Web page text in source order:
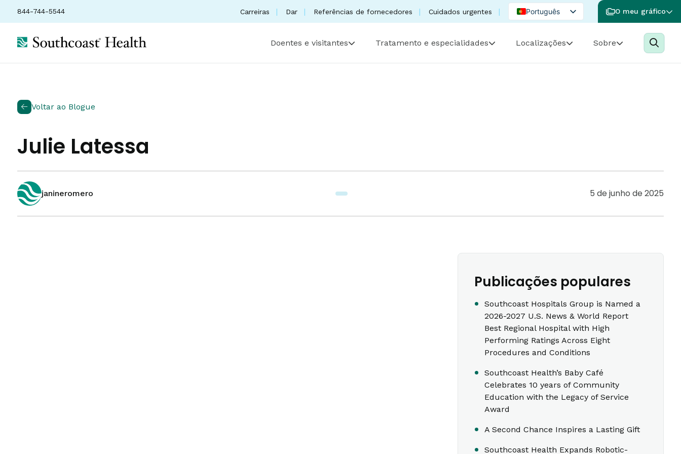
844-744-5544 Carreiras Dar Referências de fornecedores Cuidados urgentes
Português
Spanish
O meu gráfico
Doentes e visitantes Tratamento e especialidades Localizações Sobre
Voltar ao Blogue
Julie Latessa
janineromero 5 de junho de 2025
Publicações populares
Southcoast Hospitals Group is Named a
2026-2027 U.S. News & World Report
Best Regional Hospital with High
Performing Ratings Across Eight
Procedures and Conditions
Southcoast Health’s Baby Café
Celebrates 10 years of Community
Education with the Legacy of Service
Award
A Second Chance Inspires a Lasting Gift
Southcoast Health Expands Robotic-